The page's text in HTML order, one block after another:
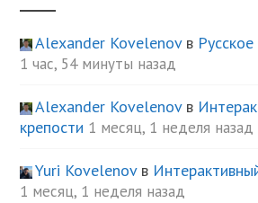
Alexander Kovelenovв
1 час, 54 минуты назад
Alexander Kovelenovв
крепости 1 месяц, 1 неделя назад
Yuri Kovelenovв
1 месяц, 1 неделя назад